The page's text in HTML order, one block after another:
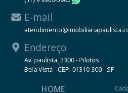
E-mail
Endereço
Av. paulista, 2300 - Pilotos
Bela Vista - CEP: 01310-300 - SP
HOME